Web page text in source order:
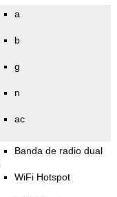
a
b
g
n
ac
Banda de radio dual
WiFi Hotspot